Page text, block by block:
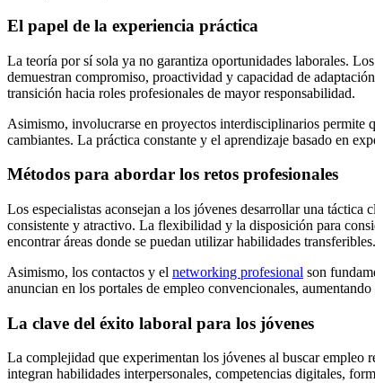
El papel de la experiencia práctica
La teoría por sí sola ya no garantiza oportunidades laborales.
demuestran compromiso, proactividad y capacidad de
transición hacia roles profesionales de mayor responsabilidad.
Asimismo, involucrarse en proyectos interdisciplinarios permite
cambiantes. La práctica constante y el aprendizaje basado en
Métodos para abordar los retos profesionales
Los especialistas aconsejan a los jóvenes desarrollar una
consistente y atractivo. La flexibilidad y la disposición para
encontrar áreas donde se puedan utilizar habilidades transferibles.
Asimismo, los contactos y el networking profesional son
anuncian en los portales de empleo convencionales,
La clave del éxito laboral para los jóvenes
La complejidad que experimentan los jóvenes al buscar
integran habilidades interpersonales, competencias digitales,